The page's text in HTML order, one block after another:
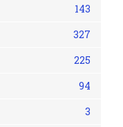
143
327
225
94
3